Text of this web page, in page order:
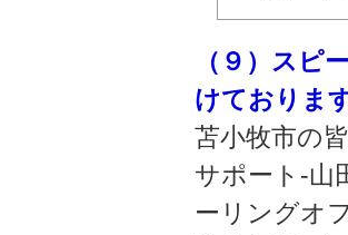
（９）スピ
けておりま
苫小牧市の
サポート‐山
ーリングオ